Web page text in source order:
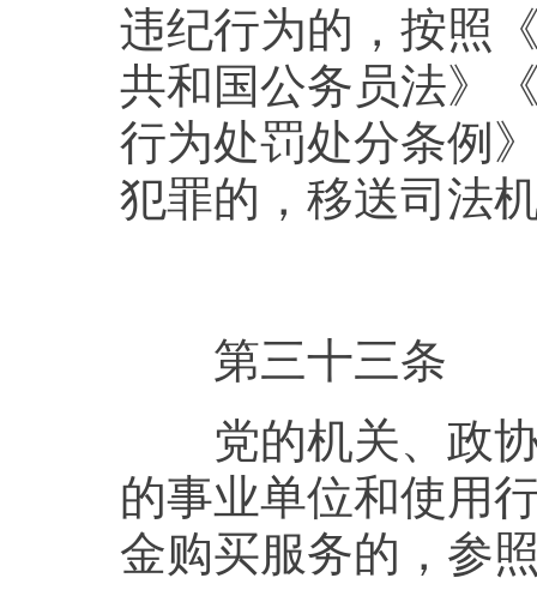
违纪行为的，按照
共和国公务员法》
行为处罚处分条例
犯罪的，移送司法
第三十三条
党的机关、政协
的事业单位和使用
金购买服务的，参